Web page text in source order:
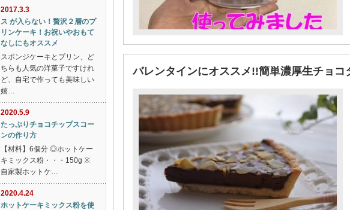
バレンタインにオススメ!!簡単濃厚生チョコ
2017.3.3
ス が入らない！贅沢２層のプ
リンケーキ！お祝いやおもて
なしにもオススメ
スポンジケーキとプリン、ど
ちらも人気の洋菓子ですけれ
ど、自宅で作っても美味しい
嬉…
2020.5.9
たっぷりチョコチップスコー
ンの作り方
【材料】6個分 ◎ホットケー
キミックス粉・・・150g ※
自家製ホットケ…
2020.4.24
ホットケーキミックス粉を使